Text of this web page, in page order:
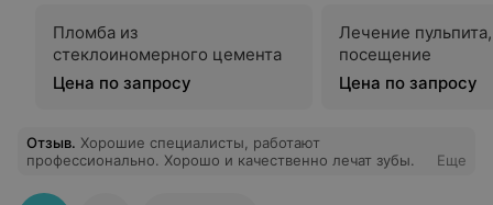
Пломба из
стеклоиномерного цемента
Цена по запросу
Лечение
посещение
Цена по запросу
Отзыв. Хорошие специалисты, работают
профессионально. Хорошо и качественно лечат зубы.
Еще